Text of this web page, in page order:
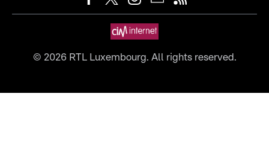
© 2026RTL Luxembourg. All rights reserved.